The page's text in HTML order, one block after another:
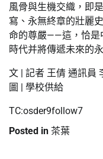
風骨與生機交織，即
寫、永無終章的壯麗
命的尊嚴——這，恰是
時代并將傳遞未來的
文 | 記者 王倩 通訊員
圖 | 學校供給
TC:osder9follow7
Posted in 茶葉